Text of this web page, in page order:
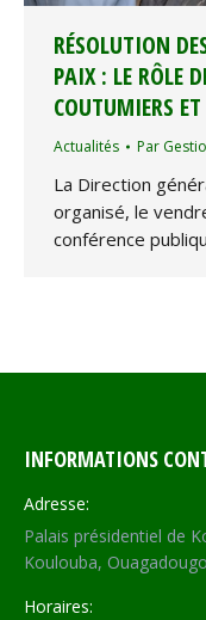
RÉSOLUTION
PAIX : LE RÔLE
COUTUMIERS
Actualités Par
La Direction
organisé, le
conférence
INFORMATIONS
Adresse:
Palais présidentiel de
Koulouba,
Horaires: